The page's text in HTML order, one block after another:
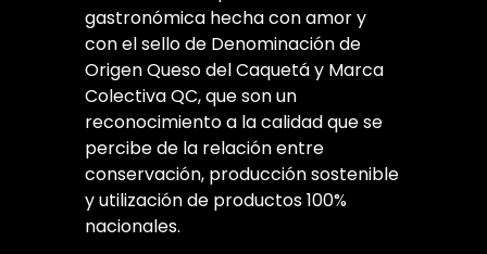
gastronómica hecha con amor y
con el sello de Denominación de
Origen Queso del Caquetá y Marca
Colectiva QC, que son un
reconocimiento a la calidad que se
percibe de la relación entre
conservación, producción sostenible
y utilización de productos 100%
nacionales.